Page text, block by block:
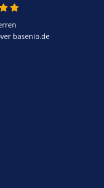
4.9 van 5
basenio.de